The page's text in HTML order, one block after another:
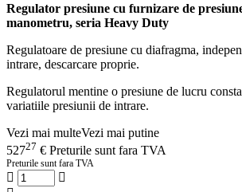
Regulator presiune cu furnizare de
manometru, seria Heavy Duty
Regulatoare de presiune cu diafragma,
intrare, descarcare proprie.
Regulatorul mentine o presiune de lucru
variatiile presiunii de intrare.
Vezi mai multeVezi mai putine
52727 € Preturile sunt fara TVA
Preturile sunt fara TVA